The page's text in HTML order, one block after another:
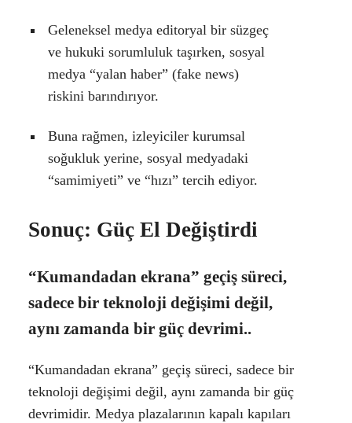
Geleneksel medya editoryal bir süzgeç
ve hukuki sorumluluk taşırken, sosyal
medya “yalan haber” (fake news)
riskini barındırıyor.
Buna rağmen, izleyiciler kurumsal
soğukluk yerine, sosyal medyadaki
“samimiyeti” ve “hızı” tercih ediyor.
Sonuç: Güç El Değiştirdi
“Kumandadan ekrana” geçiş süreci,
sadece bir teknoloji değişimi değil,
aynı zamanda bir güç devrimi..
“Kumandadan ekrana” geçiş süreci, sadece bir
teknoloji değişimi değil, aynı zamanda bir güç
devrimidir. Medya plazalarının kapalı kapıları